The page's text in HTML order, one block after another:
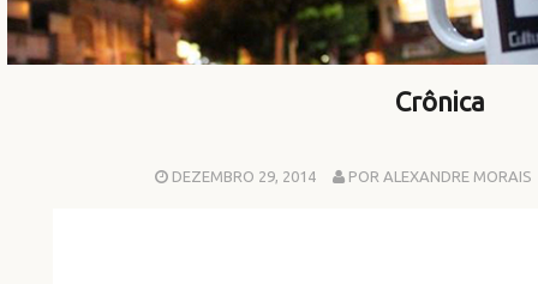
Crônica
DEZEMBRO 29, 2014 POR ALEXANDRE MORAIS